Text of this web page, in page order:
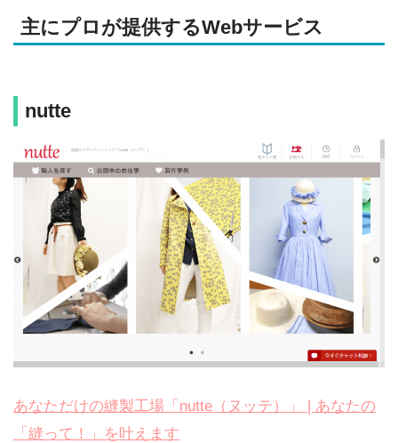
主にプロが提供するWebサービス
nutte
あなただけの縫製工場「nutte（ヌッテ）」 | あなたの
「縫って！」を叶えます